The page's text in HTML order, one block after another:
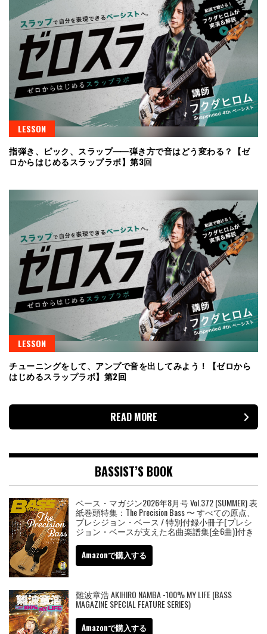
LESSON
指弾き、ピック、スラップ⸺弾き方で音はどう変わる？【ゼ
ロからはじめるスラップラボ】第3回
LESSON
チューニングをして、アンプで音を出してみよう！【ゼロから
はじめるスラップラボ】第2回
READ MORE
BASSIST’S BOOK
ベース・マガジン2026年8月号 Vol.372 (SUMMER) 表
紙巻頭特集：The Precision Bass 〜 すべての原点、
プレシジョン・ベース / 特別付録小冊子[プレシ
ジョン・ベースが支えた名曲楽譜集(全6曲)]付き
Amazonで購入する
難波章浩 AKIHIRO NAMBA -100% MY LIFE (BASS
MAGAZINE SPECIAL FEATURE SERIES)
Amazonで購入する